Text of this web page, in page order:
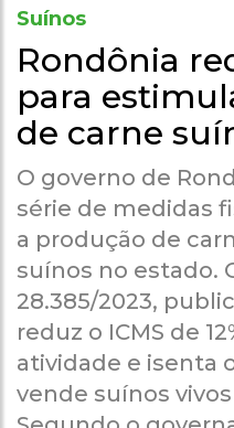
Suínos
Rondônia
para
de carne
O governo de
série de medidas
a produção de
suínos no estado.
28.385/2023,
reduz o ICMS de
atividade e isenta
vende suínos